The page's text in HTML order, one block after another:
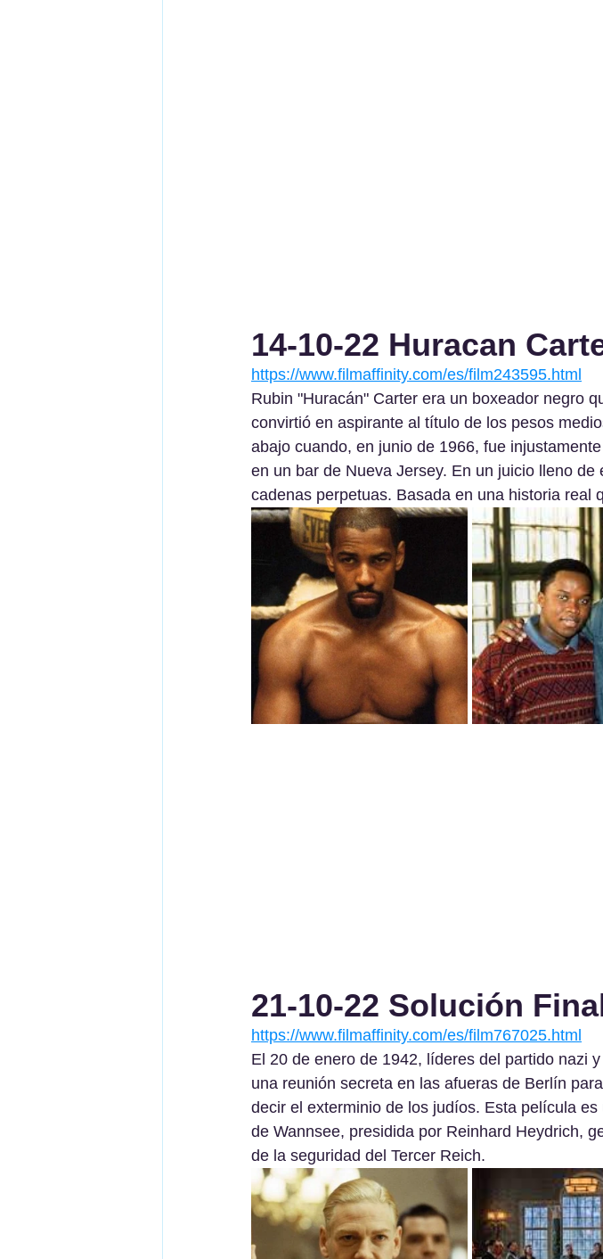
14-10-22 Huracan
https://www.filmaffinity.com/es/film243595.html
Rubin "Huracán" Carter era un boxeador negro
convirtió en aspirante al título de los pesos
abajo cuando, en junio de 1966, fue
en un bar de Nueva Jersey. En un juicio lleno
cadenas perpetuas. Basada en una historia real
21-10-22 Solución
https://www.filmaffinity.com/es/film767025.html
El 20 de enero de 1942, líderes del partido nazi
una reunión secreta en las afueras de Berlín
decir el exterminio de los judíos. Esta película
de Wannsee, presidida por Reinhard Heydrich,
de la seguridad del Tercer Reich.